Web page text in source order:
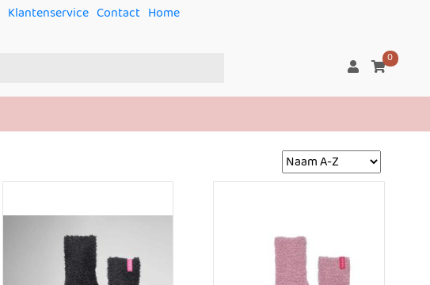
Klantenservice Contact Home
0